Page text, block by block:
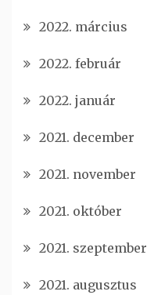
2022. március
2022. február
2022. január
2021. december
2021. november
2021. október
2021. szeptember
2021. augusztus